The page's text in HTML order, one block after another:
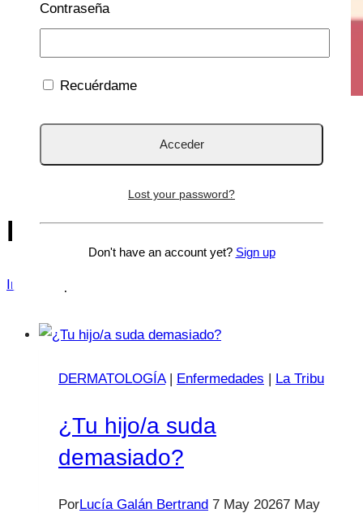
Hiperhidrosis
Inicio
DERMATOLOGÍA| Enfermedades La Tribu
¿Tu hijo/a suda
demasiado?
PorLucía Galán Bertrand 7 May 20267 May
Contraseña
Recuérdame
Lost your password?
Don't have an account yet? Sign up